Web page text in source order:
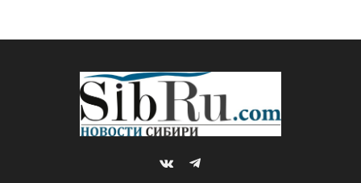
VKontakteTelegram